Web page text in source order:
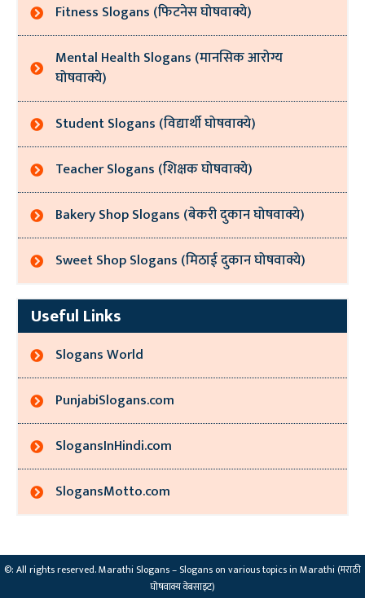
Fitness Slogans (फिटनेस घोषवाक्ये)
Mental Health Slogans (मानसिक आरोग्य
घोषवाक्ये)
Student Slogans (विद्यार्थी घोषवाक्ये)
Teacher Slogans (शिक्षक घोषवाक्ये)
Bakery Shop Slogans (बेकरी दुकान घोषवाक्ये)
Sweet Shop Slogans (मिठाई दुकान घोषवाक्ये)
Useful Links
Slogans World
PunjabiSlogans.com
SlogansInHindi.com
SlogansMotto.com
©: All rights reserved.Marathi Slogans – Slogans on various topics in Marathi (मराठी
घोषवाक्य वेबसाइट)